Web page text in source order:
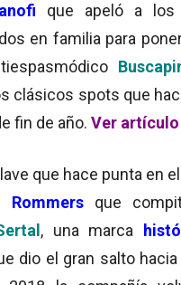
que apeló a los
en familia para
clásicos spots que
fin de año. Ver artículo
que hace punta en
Rommers
que
, una marca
dio el gran salto